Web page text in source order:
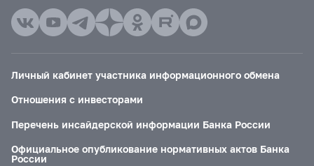
Личный кабинет участника информационного обмена
Отношения с инвесторами
Перечень инсайдерской информации Банка России
Официальное опубликование нормативных актов Банка
России